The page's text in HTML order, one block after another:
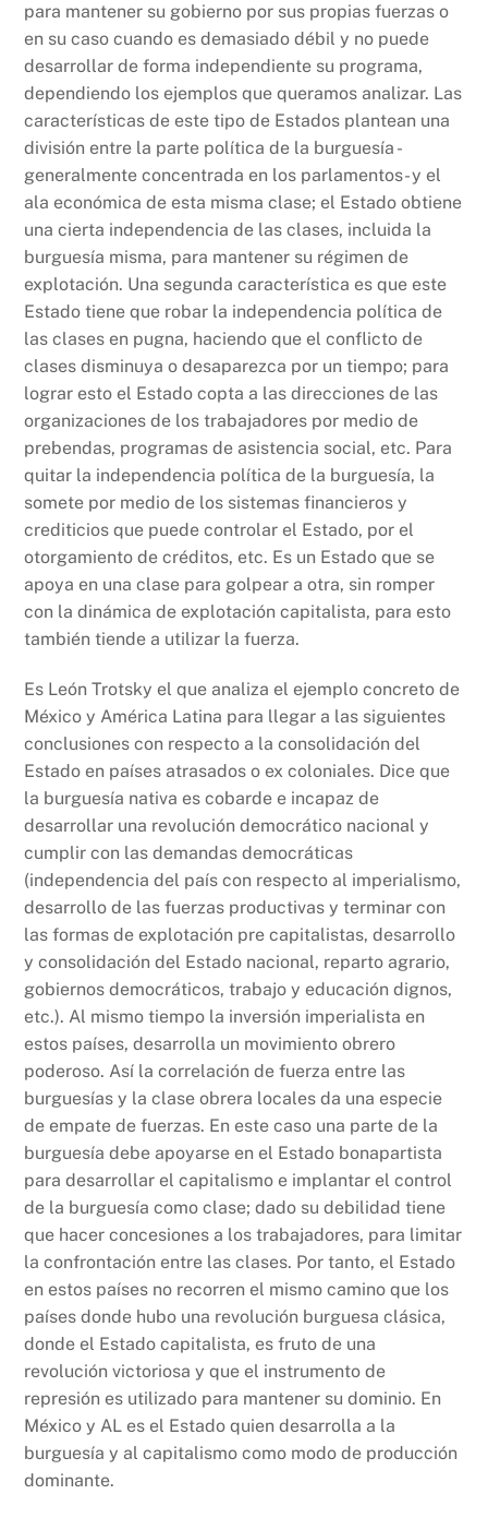
para mantener su gobierno por sus propias fuerzas o
en su caso cuando es demasiado débil y no puede
desarrollar de forma independiente su programa,
dependiendo los ejemplos que queramos analizar. Las
características de este tipo de Estados plantean una
división entre la parte política de la burguesía -
generalmente concentrada en los parlamentos- y el
ala económica de esta misma clase; el Estado obtiene
una cierta independencia de las clases, incluida la
burguesía misma, para mantener su régimen de
explotación. Una segunda característica es que este
Estado tiene que robar la independencia política de
las clases en pugna, haciendo que el conflicto de
clases disminuya o desaparezca por un tiempo; para
lograr esto el Estado copta a las direcciones de las
organizaciones de los trabajadores por medio de
prebendas, programas de asistencia social, etc. Para
quitar la independencia política de la burguesía, la
somete por medio de los sistemas financieros y
crediticios que puede controlar el Estado, por el
otorgamiento de créditos, etc. Es un Estado que se
apoya en una clase para golpear a otra, sin romper
con la dinámica de explotación capitalista, para esto
también tiende a utilizar la fuerza.
Es León Trotsky el que analiza el ejemplo concreto de
México y América Latina para llegar a las siguientes
conclusiones con respecto a la consolidación del
Estado en países atrasados o ex coloniales. Dice que
la burguesía nativa es cobarde e incapaz de
desarrollar una revolución democrático nacional y
cumplir con las demandas democráticas
(independencia del país con respecto al imperialismo,
desarrollo de las fuerzas productivas y terminar con
las formas de explotación pre capitalistas, desarrollo
y consolidación del Estado nacional, reparto agrario,
gobiernos democráticos, trabajo y educación dignos,
etc.). Al mismo tiempo la inversión imperialista en
estos países, desarrolla un movimiento obrero
poderoso. Así la correlación de fuerza entre las
burguesías y la clase obrera locales da una especie
de empate de fuerzas. En este caso una parte de la
burguesía debe apoyarse en el Estado bonapartista
para desarrollar el capitalismo e implantar el control
de la burguesía como clase; dado su debilidad tiene
que hacer concesiones a los trabajadores, para limitar
la confrontación entre las clases. Por tanto, el Estado
en estos países no recorren el mismo camino que los
países donde hubo una revolución burguesa clásica,
donde el Estado capitalista, es fruto de una
revolución victoriosa y que el instrumento de
represión es utilizado para mantener su dominio. En
México y AL es el Estado quien desarrolla a la
burguesía y al capitalismo como modo de producción
dominante.